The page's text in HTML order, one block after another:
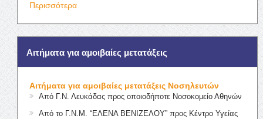
Περισσότερα
Αιτήματα για αμοιβαίες μετατάξεις
Αιτήματα για αμοιβαίες μετατάξεις Νοσηλευτών
Από Γ.Ν. Λευκάδας προς οποιοδήποτε Νοσοκομείο Αθηνών
Από το Γ.Ν.Μ. “ΕΛΕΝΑ ΒΕΝΙΖΕΛΟΥ” προς Κέντρο Υγείας